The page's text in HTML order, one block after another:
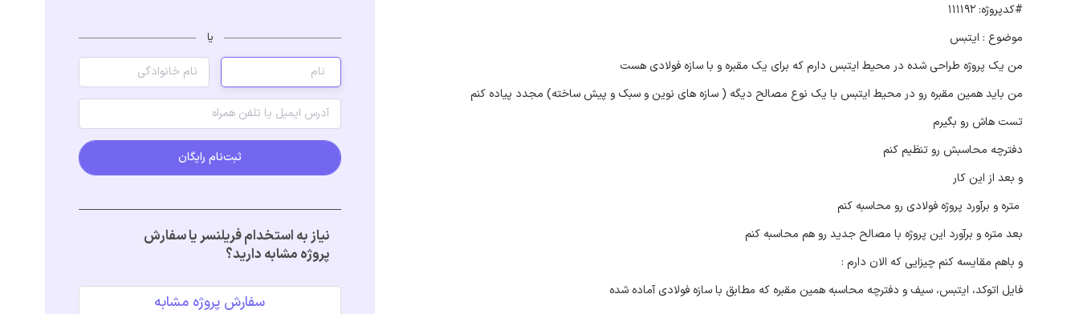
#کدپروژه: 111192
موضوع : ایتبس
من یک پروژه طراحی شده در محیط ایتبس دارم که برای یک مقبره و با سازه فولادی هست
من باید همین مقبره رو در محیط ایتبس با یک نوع مصالح دیگه ( سازه های نوین و سبک و پیش ساخته) مجدد پیاده کنم
تست هاش رو بگیرم
دفترچه محاسبش رو تنظیم کنم
و بعد از این کار
متره و برآورد پروژه فولادی رو محاسبه کنم
بعد متره و برآورد این پروژه با مصالح جدید رو هم محاسبه کنم
و باهم مقایسه کنم چیزایی که الان دارم :
فایل اتوکد، ایتبس، سیف و دفترچه محاسبه همین مقبره که مطابق با سازه فولادی آماده شده
یا
ثبت‌نام رایگان
نیاز به استخدام فریلنسر یا سفارش
پروژه مشابه دارید؟
سفارش پروژه مشابه